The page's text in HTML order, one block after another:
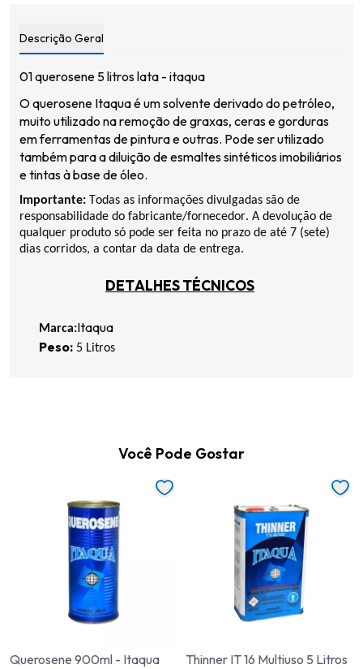
Descrição Geral
01 querosene 5 litros lata - itaqua
O querosene Itaquaé um solvente derivado do petróleo,
muito utilizado na remoção de graxas, ceras e gorduras
em ferramentas de pintura e outras. Pode ser utilizado
também para a diluição de esmaltes sintéticos imobiliários
e tintas à base de óleo.
Importante: Todas as informações divulgadas são de
responsabilidade do fabricante/fornecedor. A devolução de
qualquer produto só pode ser feita no prazo de até 7 (sete)
dias corridos, a contar da data de entrega.
DETALHES TÉCNICOS
Marca:Itaqua
Peso: 5 Litros
Você Pode Gostar
Querosene 900ml - Itaqua
Thinner IT 16 Multiuso 5 Litros